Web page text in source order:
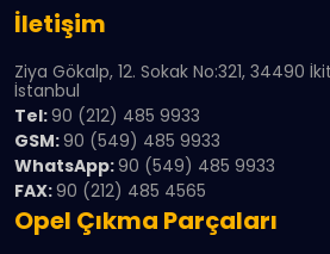
İletişim
Ziya Gökalp, 12. Sokak No:321, 34490
İstanbul
Tel:90 (212) 485 9933
GSM:90 (549) 485 9933
WhatsApp:90 (549) 485 9933
FAX:90 (212) 485 4565
Opel Çıkma Parçaları